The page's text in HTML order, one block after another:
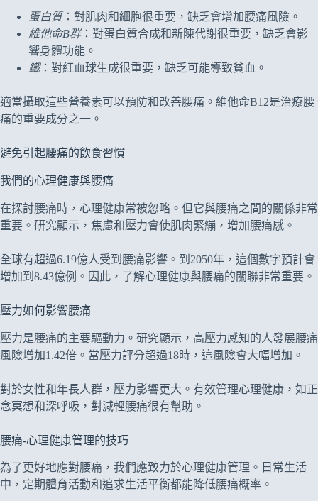
蛋白質：對肌肉和細胞很重要，缺乏會增加腰痛風險。
維他命B群：對蛋白質合成和新陳代謝很重要，缺乏會影
響身體功能。
鐵：對紅血球生成很重要，缺乏可能導致貧血。
適當攝取這些營養素可以預防和改善腰痛。維他命B12是治療腰
痛的重要成分之一。
避免引起腰痛的飲食習慣
我們的心理健康與腰痛
在探討腰痛時，心理健康常被忽略。但它與腰痛之間的關係非常
重要。研究顯示，焦慮和壓力會使肌肉緊繃，增加腰痛感。
全球有超過6.19億人受到腰痛影響。到2050年，這個數字預計會
增加到8.43億例。因此，了解心理健康與腰痛的關聯非常重要。
壓力如何影響腰痛
壓力是腰痛的主要驅動力。研究顯示，高壓力感知的人發展腰痛
風險增加1.42倍。當壓力評分超過18時，這風險會大幅增加。
對於女性和年長人群，壓力影響更大。有效管理心理健康，如正
念冥想和深呼吸，對減輕腰痛很有幫助。
腰痛-心理健康管理的技巧
為了更好地應對腰痛，我們應致力於心理健康管理。日常生活
中，定期體育活動和追求生活平衡都能降低腰痛概率。